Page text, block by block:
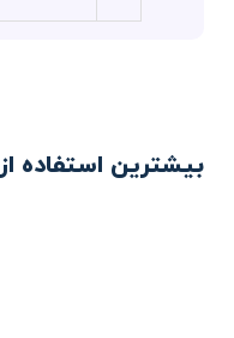
بیشترین استفاده از AdBuilder AI